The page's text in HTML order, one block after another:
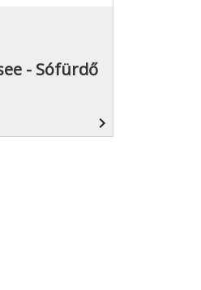
- Sófürdő
navigate_next